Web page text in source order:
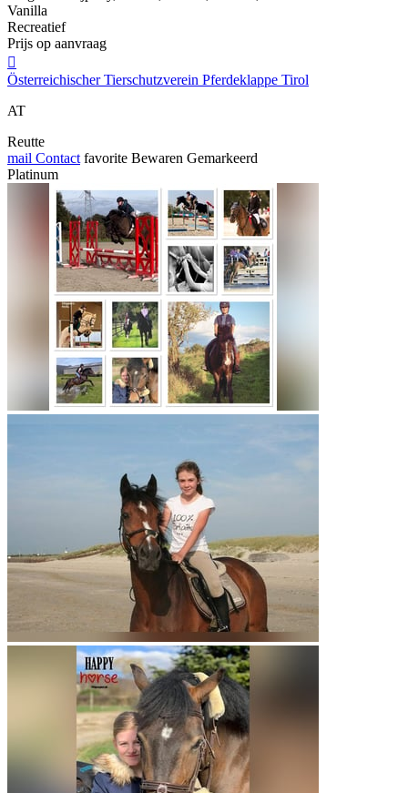
Vanilla
Recreatief
Prijs op aanvraag

Österreichischer Tierschutzverein Pferdeklappe Tirol
AT
Reutte
mail Contact favorite Bewaren Gemarkeerd
Platinum